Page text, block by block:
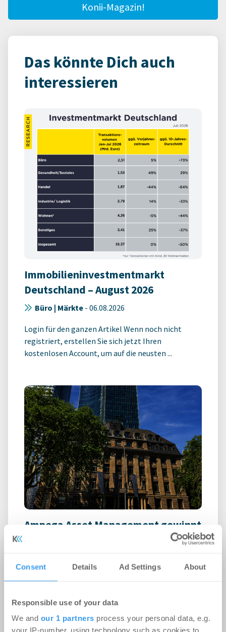
Consent Details Ad Settings About
Responsible use of your data
We and our 1 partners process your personal data, e.g.
Konii-Magazin!
Das könnte Dich auch
interessieren
Immobilieninvestmentmarkt
Deutschland – August 2026
Büro | Märkte - 06.08.2026
Login für den ganzen Artikel Wenn noch nicht
registriert, erstellen Sie sich jetzt Ihren
kostenlosen Account, um auf die neusten ...
Ampega Asset Management gewinnt
Login für den ganzen Artikel Wenn noch nicht
kostenlosen Account, um auf die neusten ...